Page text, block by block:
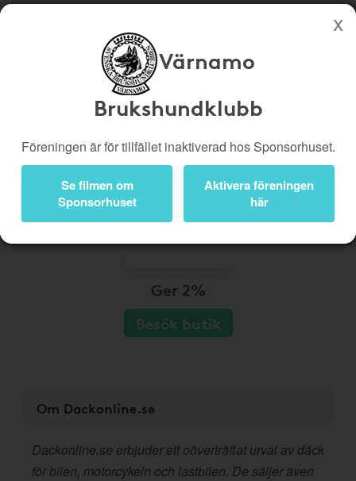
Köp genom denna sida stöttar Värnamo Brukshundklubb
Bli medlem
Logga in
Värnamo
Brukshundklubb
Föreningen är för tillfället inaktiverad hos Sponsorhuset.
Se filmen om
Sponsorhuset
Aktivera föreningen
här
Ger 2%
Besök butik
Om Dackonline.se
Dackonline.se erbjuder ett oöverträffat urval av däck
för bilen, motorcykeln och lastbilen. De säljer även